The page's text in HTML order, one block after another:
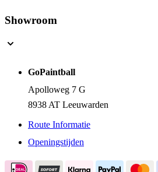
Showroom
GoPaintball
Apolloweg 7 G
8938 AT Leeuwarden
Route Informatie
Openingstijden